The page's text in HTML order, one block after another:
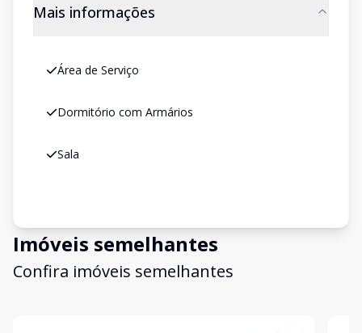
Mais informações
Área de Serviço
Dormitório com Armários
Sala
Imóveis semelhantes
Confira imóveis semelhantes